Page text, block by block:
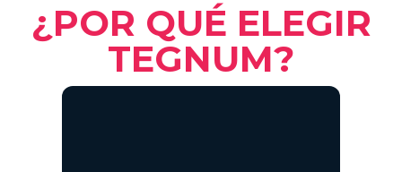
¿POR QUÉ ELEGIR
TEGNUM?